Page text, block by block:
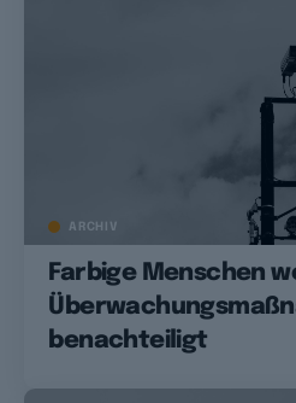
ARCHIV
Farbige Menschen
benachteiligt